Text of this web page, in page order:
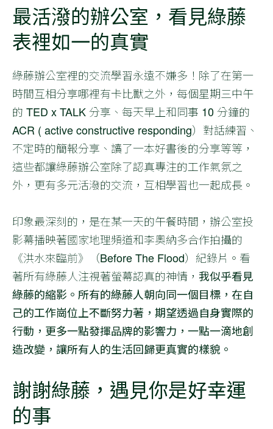
最活潑的辦公室，看見綠藤
表裡如一的真實
綠藤辦公室裡的交流學習永遠不嫌多！除了在第一
時間互相分享哪裡有卡比獸之外，每個星期三中午
的 TED x TALK 分享、每天早上和同事 10 分鐘的
ACR ( active constructive responding）對話練習、
不定時的簡報分享、讀了一本好書後的分享等等，
這些都讓綠藤辦公室除了認真專注的工作氣氛之
外，更有多元活潑的交流，互相學習也一起成長。
印象最深刻的，是在某一天的午餐時間，辦公室投
影幕播映著國家地理頻道和李奧納多合作拍攝的
《洪水來臨前》（Before The Flood）紀錄片。看
著所有綠藤人注視著螢幕認真的神情， 我似乎看見
綠藤的縮影。所有的綠藤人朝向同一個目標，在自
己的工作崗位上不斷努力著，期望透過自身實際的
行動，更多一點發揮品牌的影響力，一點一滴地創
造改變，讓所有人的生活回歸更真實的樣貌。
謝謝綠藤，遇見你是好幸運
的事